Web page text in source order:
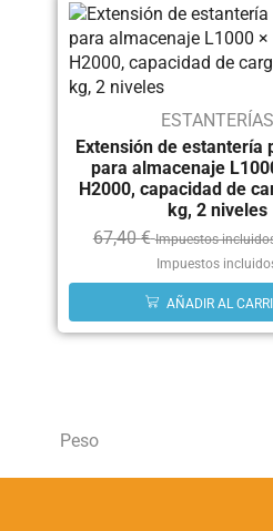
ESTANTERÍAS
Extensión de estantería
para almacenaje
H2000, capacidad de
kg, 2 niveles
67,40€ Impuestos
Impuestos
AÑADIR AL
Peso